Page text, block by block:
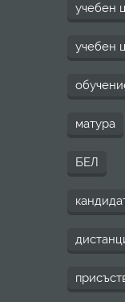
учебен
учебен
матура
БЕЛ